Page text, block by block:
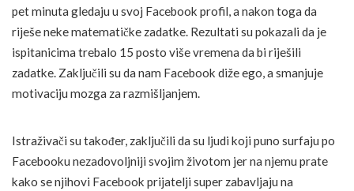
pet minuta gledaju u svoj Facebook profil, a nakon toga da
riješe neke matematičke zadatke. Rezultati su pokazali da je
ispitanicima trebalo 15 posto više vremena da bi riješili
zadatke. Zaključili su da nam Facebook diže ego, a smanjuje
motivaciju mozga za razmišljanjem.
Istraživači su također, zaključili da su ljudi koji puno surfaju po
Facebooku nezadovoljniji svojim životom jer na njemu prate
kako se njihovi Facebook prijatelji super zabavljaju na